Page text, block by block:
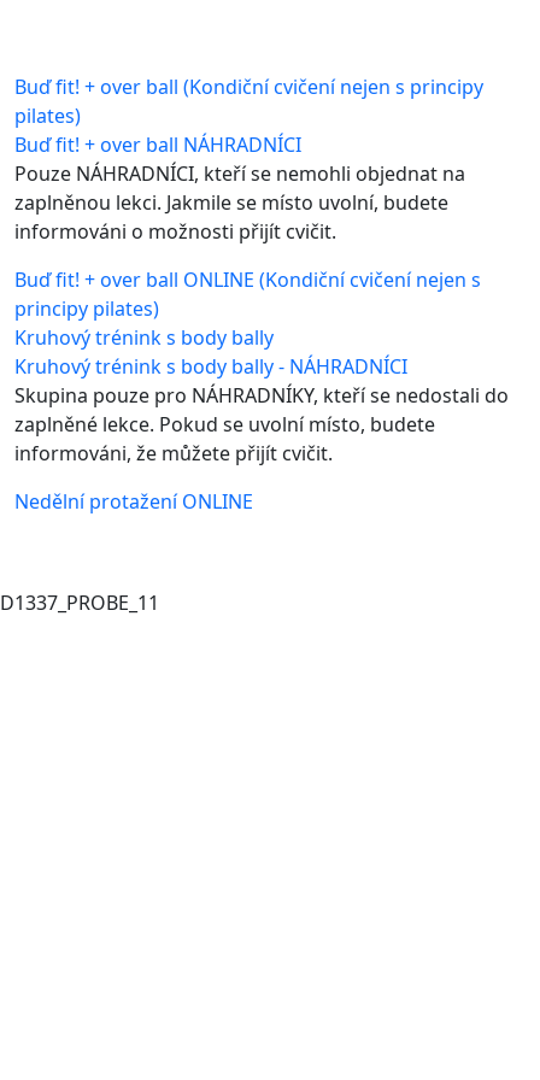
Buď fit! + over ball (Kondiční cvičení nejen s principy
pilates)
Buď fit! + over ball NÁHRADNÍCI
Pouze NÁHRADNÍCI, kteří se nemohli objednat na
zaplněnou lekci. Jakmile se místo uvolní, budete
informováni o možnosti přijít cvičit.
Buď fit! + over ball ONLINE (Kondiční cvičení nejen s
principy pilates)
Kruhový trénink s body bally
Kruhový trénink s body bally - NÁHRADNÍCI
Skupina pouze pro NÁHRADNÍKY, kteří se nedostali do
zaplněné lekce. Pokud se uvolní místo, budete
informováni, že můžete přijít cvičit.
Nedělní protažení ONLINE